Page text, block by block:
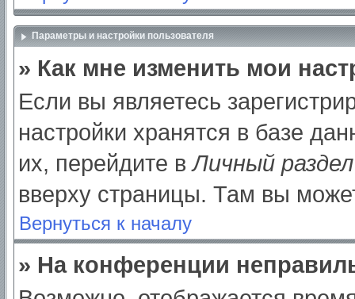
Параметры и настройки пользователя
» Как мне изменить мои
Если вы являетесь
настройки хранятся в базе
их, перейдите вЛичный раздел
вверху страницы. Там вы
Вернуться к началу
» На конференции